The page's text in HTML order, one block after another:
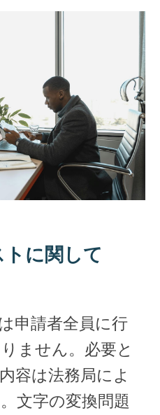
に関して
申請者全員に行
ません。必要と
容は法務局によ
文字の変換問題